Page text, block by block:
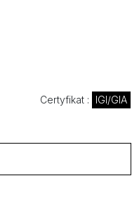
Certyfikat :
IGI/GIA